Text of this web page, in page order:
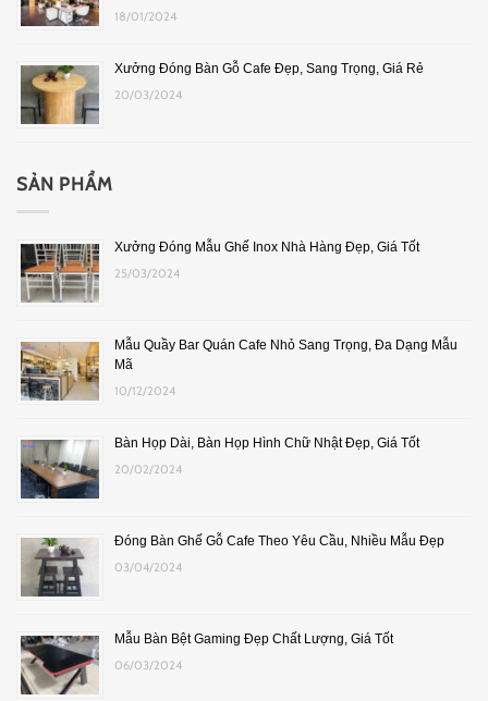
18/01/2024
Xưởng Đóng Bàn Gỗ Cafe Đẹp, Sang Trọng, Giá Rẻ
20/03/2024
SẢN PHẨM
Xưởng Đóng Mẫu Ghế Inox Nhà Hàng Đẹp, Giá Tốt
25/03/2024
Mẫu Quầy Bar Quán Cafe Nhỏ Sang Trọng, Đa Dạng Mẫu
Mã
10/12/2024
Bàn Họp Dài, Bàn Họp Hình Chữ Nhật Đẹp, Giá Tốt
20/02/2024
Đóng Bàn Ghế Gỗ Cafe Theo Yêu Cầu, Nhiều Mẫu Đẹp
03/04/2024
Mẫu Bàn Bệt Gaming Đẹp Chất Lượng, Giá Tốt
06/03/2024